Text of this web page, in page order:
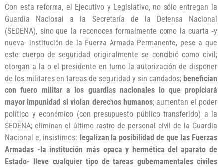
Con esta reforma, el Ejecutivo y Legislativo, no sólo entregan la
Guardia Nacional a la Secretaría de la Defensa Nacional
(SEDENA), sino que la reconocen formalmente como la cuarta -y
nueva- institución de la Fuerza Armada Permanente, pese a que
este cuerpo de seguridad originalmente se concibió como civil;
otorgan a la o el presidente en turno la autorización de disponer
de los militares en tareas de seguridad y sin candados; benefician
con fuero militar a los guardias nacionales lo que propiciará
mayor impunidad si violan derechos humanos; aumentan el poder
político y económico (con presupuesto público transferido) a la
SEDENA; eliminan el último rastro de personal civil de la Guardia
Nacional e, insistimos: legalizan la posibilidad de que las Fuerzas
Armadas -la institución más opaca y hermética del aparato de
Estado- lleve cualquier tipo de tareas gubernamentales civiles